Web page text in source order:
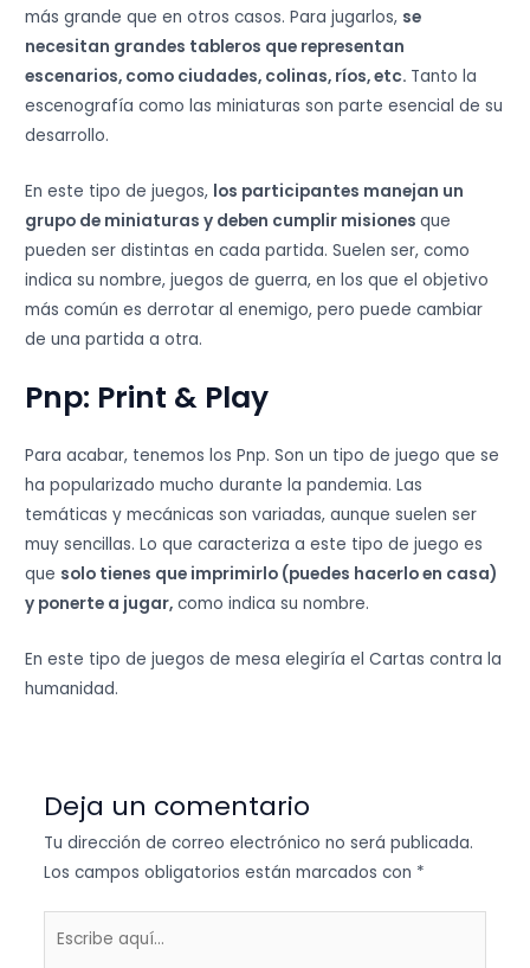
más grande que en otros casos. Para jugarlos, se
necesitan grandes tableros que representan
escenarios, como ciudades, colinas, ríos, etc. Tanto la
escenografía como las miniaturas son parte esencial de su
desarrollo.
En este tipo de juegos, los participantes manejan un
grupo de miniaturas y deben cumplir misionesque
pueden ser distintas en cada partida. Suelen ser, como
indica su nombre, juegos de guerra, en los que el objetivo
más común es derrotar al enemigo, pero puede cambiar
de una partida a otra.
Pnp: Print & Play
Para acabar, tenemos los Pnp. Son un tipo de juego que se
ha popularizado mucho durante la pandemia. Las
temáticas y mecánicas son variadas, aunque suelen ser
muy sencillas. Lo que caracteriza a este tipo de juego es
que solo tienes que imprimirlo (puedes hacerlo en casa)
y ponerte a jugar, como indica su nombre.
En este tipo de juegos de mesa elegiría el Cartas contra la
humanidad.
Deja un comentario
Tu dirección de correo electrónico no será publicada.
Los campos obligatorios están marcados con *